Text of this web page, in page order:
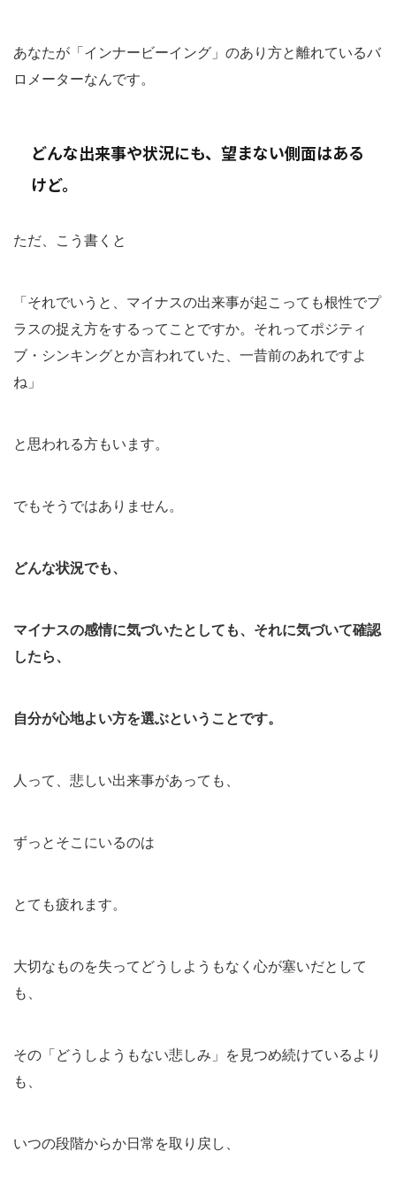
あなたが「インナービーイング」のあり方と離れているバ
ロメーターなんです。
どんな出来事や状況にも、望まない側面はある
けど。
ただ、こう書くと
「それでいうと、マイナスの出来事が起こっても根性でプ
ラスの捉え方をするってことですか。それってポジティ
ブ・シンキングとか言われていた、一昔前のあれですよ
ね」
と思われる方もいます。
でもそうではありません。
どんな状況でも、
マイナスの感情に気づいたとしても、それに気づいて確認
したら、
自分が心地よい方を選ぶということです。
人って、悲しい出来事があっても、
ずっとそこにいるのは
とても疲れます。
大切なものを失ってどうしようもなく心が塞いだとして
も、
その「どうしようもない悲しみ」を見つめ続けているより
も、
いつの段階からか日常を取り戻し、